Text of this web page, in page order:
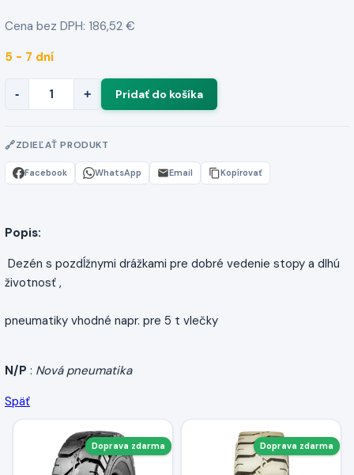
Cena bez DPH: 186,52 €
5 - 7 dní
- +
ZDIEĽAŤ PRODUKT
Facebook WhatsApp Email Kopírovať
Popis:
Dezén s pozdĺžnymi drážkami pre dobré vedenie stopy a dlhú
životnosť ,
pneumatiky vhodné napr. pre 5 t vlečky
N/P : Nová pneumatika
Späť
Doprava zdarma Doprava zdarma